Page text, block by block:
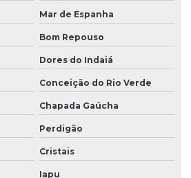
Mar de Espanha
Bom Repouso
Dores do Indaiá
Conceição do Rio Verde
Chapada Gaúcha
Perdigão
Cristais
Iapu